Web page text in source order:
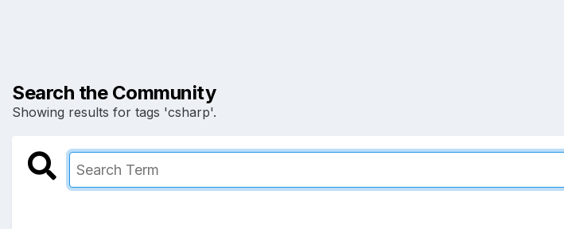
Search the Community
Showing results for tags 'csharp'.